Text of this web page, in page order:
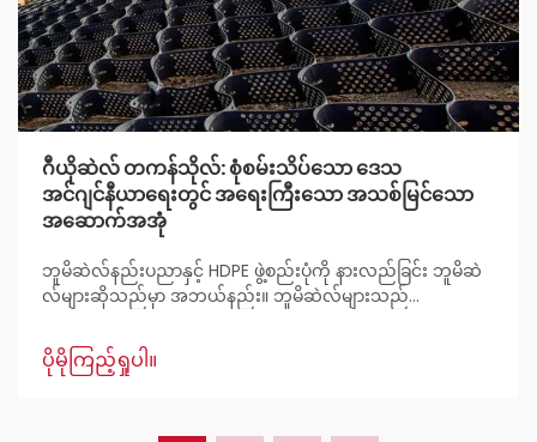
ဂီယိုဆဲလ် တကန်သိုလ်: စုံစမ်းသိပ်သော ဒေသ
အင်ဂျင်နီယာရေးတွင် အရေးကြီးသော အသစ်မြင်သော
အဆောက်အအုံ
ဘူမိဆဲလ်နည်းပညာနှင့် HDPE ဖွဲ့စည်းပုံကို နားလည်ခြင်း ဘူမိဆဲ
လ်များဆိုသည်မှာ အဘယ်နည်း။ ဘူမိဆဲလ်များသည်
ဆိပ်များကို အားဖြည့်ပေးရန်အတွက် အသုံးပြုသည့် အလေးချိန်
ပေါ့ပါးသော ၃ဒီ ဖွဲ့စည်းပုံများဖြစ်ပါသည်။ အင်ဂျင်နီယာများက
ပိုမိုကြည့်ရှုပါ။